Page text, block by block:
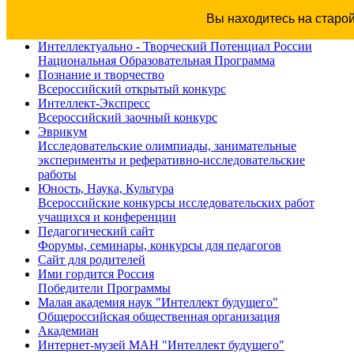
Вы находитесь на
Интеллектуально - Творческий Потенциал России
Национальная Образовательная Программа
Познание и творчество
Всероссийский открытый конкурс
Интеллект-Экспресс
Всероссийский заочный конкурс
Эврикум
Исследовательские олимпиады, занимательные
эксперименты и реферативно-исследовательские
работы
Юность, Наука, Культура
Всероссийские конкурсы исследовательских работ
учащихся и конференции
Педагогический сайт
Форумы, семинары, конкурсы для педагогов
Сайт для родителей
Ими гордится Россия
Победители Программы
Малая академия наук "Интеллект будущего"
Общероссийская общественная организация
Академиан
Интернет-музей МАН "Интеллект будущего"